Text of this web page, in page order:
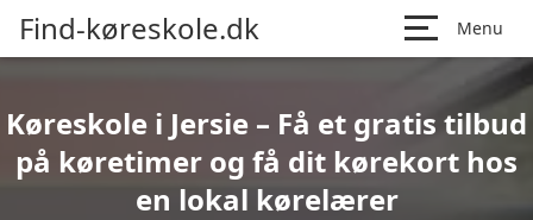
Find-køreskole.dk Menu
Køreskole i Jersie – Få et gratis tilbud
på køretimer og få dit kørekort hos
en lokal kørelærer